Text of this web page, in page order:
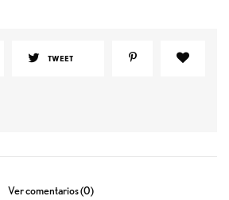
TWEET
Ver comentarios (0)